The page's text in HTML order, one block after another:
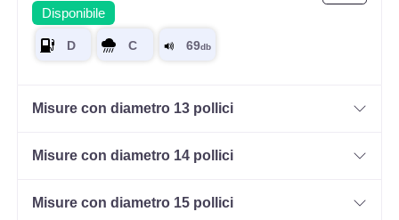
Disponibile
Misure con diametro 13 pollici
Misure con diametro 14 pollici
Misure con diametro 15 pollici